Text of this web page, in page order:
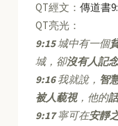
QT經文：傳道書
QT亮光：
9:15城中有一個
城，卻沒有人記
9:16我就說， 智
被人藐視，他的
9:17寧可在安靜